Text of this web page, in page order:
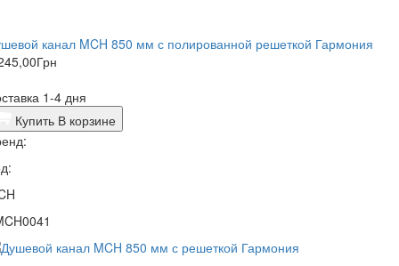
канал MCH 850 мм с полированной решеткой Гармония
Грн
1-4 дня
Купить В корзине